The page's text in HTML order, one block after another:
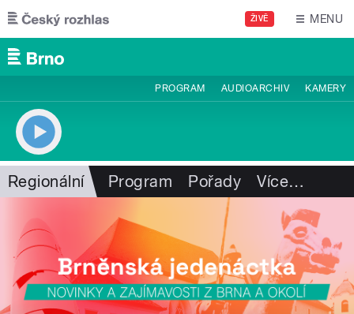
Přejít k hlavnímu obsahu
ŽIVĚ MENU
PROGRAM AUDIOARCHIV KAMERY
Regionální Program Pořady Více…